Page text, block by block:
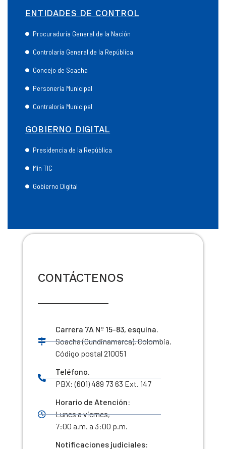
ENTIDADES DE CONTROL
Procuraduría General de la Nación
Controlaría General de la República
Concejo de Soacha
Personería Municipal
Contraloría Municipal
GOBIERNO DIGITAL
Presidencia de la República
Min TIC
Gobierno Digital
CONTÁCTENOS
Carrera 7A Nº 15-83, esquina.
Soacha (Cundinamarca), Colombia.
Código postal 210051
Teléfono.
PBX: (601) 489 73 63 Ext. 147
Horario de Atención:
Lunes a viernes,
7:00 a.m. a 3:00 p.m.
Notificaciones judiciales: